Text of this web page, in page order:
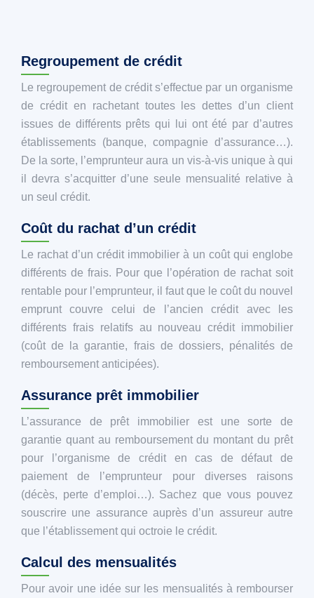
Regroupement de crédit
Le regroupement de crédit s’effectue par un organisme
de crédit en rachetant toutes les dettes d’un client
issues de différents prêts qui lui ont été par d’autres
établissements (banque, compagnie d’assurance…).
De la sorte, l’emprunteur aura un vis-à-vis unique à qui
il devra s’acquitter d’une seule mensualité relative à
un seul crédit.
Coût du rachat d’un crédit
Le rachat d’un crédit immobilier à un coût qui englobe
différents de frais. Pour que l’opération de rachat soit
rentable pour l’emprunteur, il faut que le coût du nouvel
emprunt couvre celui de l’ancien crédit avec les
différents frais relatifs au nouveau crédit immobilier
(coût de la garantie, frais de dossiers, pénalités de
remboursement anticipées).
Assurance prêt immobilier
L’assurance de prêt immobilier est une sorte de
garantie quant au remboursement du montant du prêt
pour l’organisme de crédit en cas de défaut de
paiement de l’emprunteur pour diverses raisons
(décès, perte d’emploi…). Sachez que vous pouvez
souscrire une assurance auprès d’un assureur autre
que l’établissement qui octroie le crédit.
Calcul des mensualités
Pour avoir une idée sur les mensualités à rembourser